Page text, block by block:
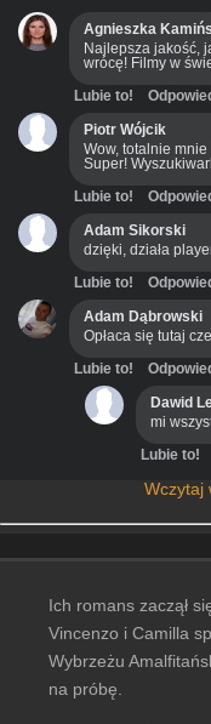
Agnieszka
Najlepsza jakość,
wrócę! Filmy w
Lubie to!
Piotr Wójcik
Wow, totalnie
Super!
Lubie to!
Adam Sikorski
dzięki, działa
Lubie to!
Adam Dąbrowski
Opłaca się tutaj
Lubie to!
Dawid
mi
Lubie to!
Wczytaj
Ich romans zaczął
Vincenzo i Camilla
Wybrzeżu
na próbę.